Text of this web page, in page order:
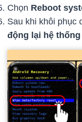
Chọn Reboot
Sau khi khôi phục
động lại hệ thống